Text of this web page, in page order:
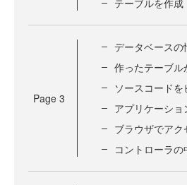
テーブルを作成
Page 3
データベースの
作ったテーブ
ソースコードを
アプリケーシ
ブラウザでアク
コントローラの